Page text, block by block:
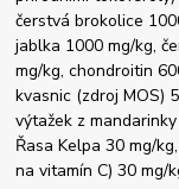
čerstvá brokolice
jablka 1000 mg/kg,
mg/kg, chondroitin
kvasnic (zdroj MOS)
výtažek z
Řasa Kelpa 30 mg/
na vitamín C) 30 mg/